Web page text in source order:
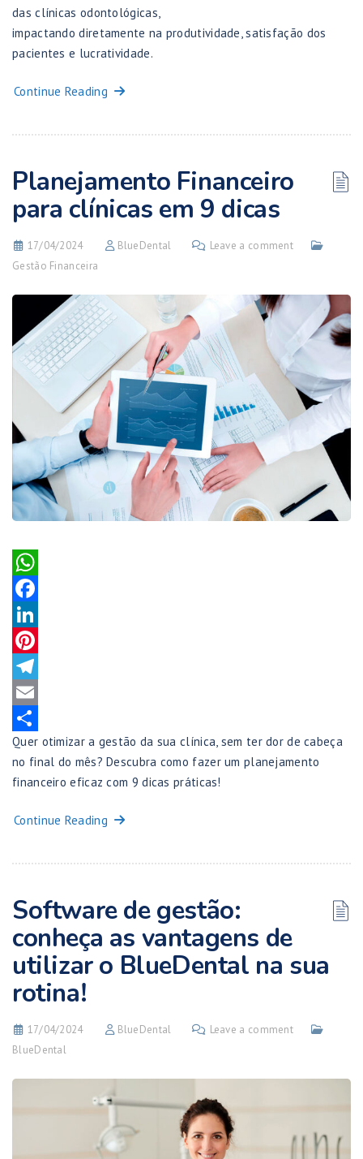
das clínicas odontológicas,
impactando diretamente na produtividade, satisfação dos
pacientes e lucratividade.
Continue Reading
Planejamento Financeiro
para clínicas em 9 dicas
17/04/2024 BlueDental
Leave a comment
Gestão Financeira
WhatsApp
Facebook
LinkedIn
Pinterest
Telegram
Email
Share
Quer otimizar a gestão da sua clínica, sem ter dor de cabeça
no final do mês? Descubra como fazer um planejamento
financeiro eficaz com 9 dicas práticas!
Continue Reading
Software de gestão:
conheça as vantagens de
utilizar o BlueDental na sua
rotina!
17/04/2024 BlueDental
Leave a comment
BlueDental